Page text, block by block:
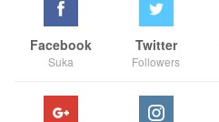
Facebook
Suka
Twitter
Followers